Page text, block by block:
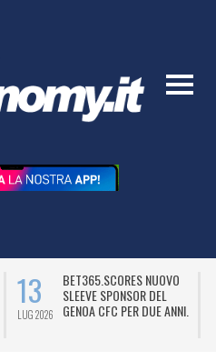
13
LUG 2026
BET365.SCORES NUOVO
SLEEVE SPONSOR DEL
GENOA CFC PER DUE ANNI.